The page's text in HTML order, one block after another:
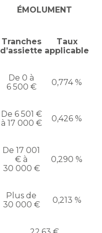
ÉMOLUMENT
Tranches
d’assiette
Taux
applicable
De 0 à
6 500 €
0,774 %
De 6 501 €
à 17 000 €
0,426 %
De 17 001
€ à
30 000 €
0,290 %
Plus de
30 000 €
0,213 %